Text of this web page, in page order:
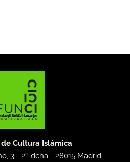
Cultura Islámica
3 - 2º dcha -28015 Madrid